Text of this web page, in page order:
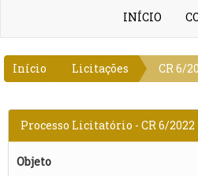
INÍCIO
Início Licitações CR 6/
Processo Licitatório - CR 6/2022
Objeto